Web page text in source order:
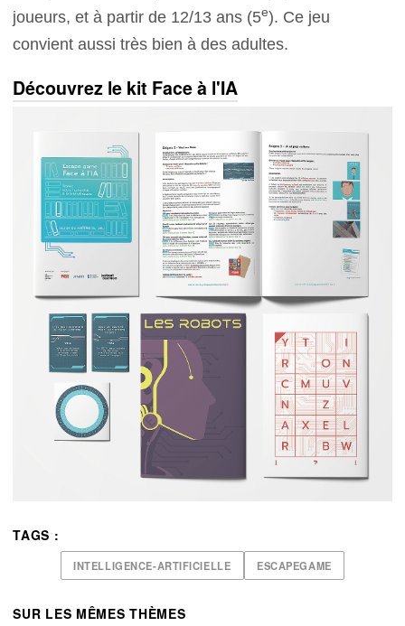
joueurs, et à partir de 12/13 ans (5e). Ce jeu
convient aussi très bien à des adultes.
Découvrez le kit Face à l'IA
TAGS :
INTELLIGENCE-ARTIFICIELLE ESCAPEGAME
SUR LES MÊMES THÈMES